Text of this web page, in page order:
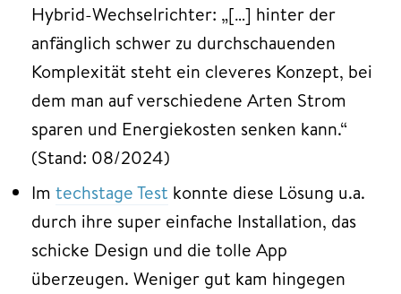
Hybrid-Wechselrichter: „[…] hinter der
anfänglich schwer zu durchschauenden
Komplexität steht ein cleveres Konzept, bei
dem man auf verschiedene Arten Strom
sparen und Energiekosten senken kann.“
(Stand: 08/2024)
Im techstage Test konnte diese Lösung u.a.
durch ihre super einfache Installation, das
schicke Design und die tolle App
überzeugen. Weniger gut kam hingegen